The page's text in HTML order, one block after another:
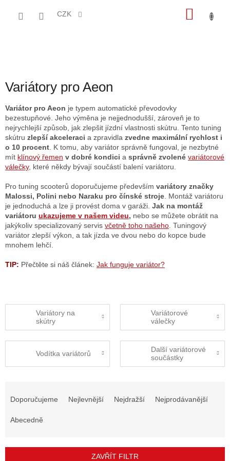
CZK
Variátory pro Aeon
Variátor pro Aeon je typem automatické převodovky
bezestupňové. Jeho výměna je nejjednodušší, zároveň je to
nejrychlejší způsob, jak zlepšit jízdní vlastnosti skútru. Tento tuning
skútru zlepší akceleraci a zpravidla zvedne maximální rychlost i
o 10 procent . K tomu, aby variátor správně fungoval, je nezbytné
mít klínový řemen v dobré kondici a správně zvolené variátorové
válečky, které někdy bývají součástí balení variátoru.
Pro tuning scooterů doporučujeme především variátory značky
Malossi, Polini nebo Naraku pro čínské stroje . Montáž variátoru
je jednoduchá a lze ji provést doma v garáži. Jak na montáž
variátoru ukazujeme v našem videu, nebo se můžete obrátit na
jakýkoliv specializovaný servis včetně toho našeho . Tuningový
variátor zlepší výkon, a tak jízda ve dvou nebo do kopce bude
mnohem lehčí.
TIP: Přečtěte si náš článek: Jak funguje variátor?
Variátory na
skútry
Variátorové
válečky
Vodítka variátorů
Další variátorové
součástky
Doporučujeme Nejlevnější Nejdražší Nejprodávanější
Abecedně
ZAVŘÍT FILTR